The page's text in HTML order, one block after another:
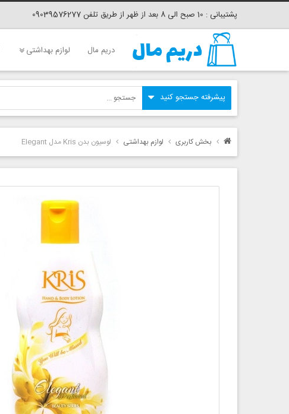
پشتیبانی : 10 صبح الی 8 بعد از ظهر از طریق تلفن 09039576277
دریم مال لوازم بهداشتی
بخش کاربری لوازم بهداشتی لوسیون بدن Kris مدل Elegant